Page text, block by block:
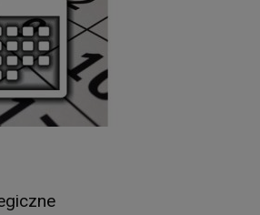
87 428 59 58, adres e-mail:
osobowe będą przetwarzane
celach:
prawnych ciążących na
– wynikających z ustaw
i budynków itp.),